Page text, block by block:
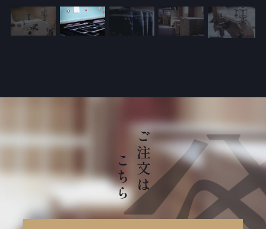
ご注文は
こちら